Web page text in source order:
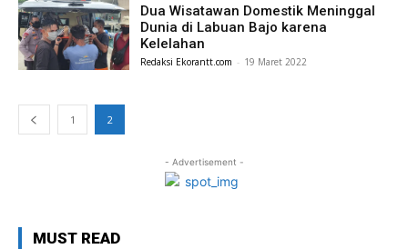
Dua Wisatawan Domestik Meninggal
Dunia di Labuan Bajo karena
Kelelahan
Redaksi Ekorantt.com - 19 Maret 2022
1 2
- Advertisement -
MUST READ